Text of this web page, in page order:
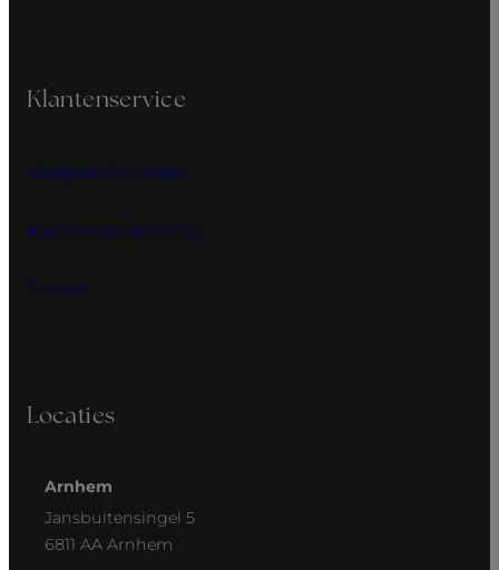
Klantenservice
Veelgestelde vragen
Klachtenbehandeling
Contact
Locaties
Arnhem
Jansbuitensingel 5
6811 AA Arnhem